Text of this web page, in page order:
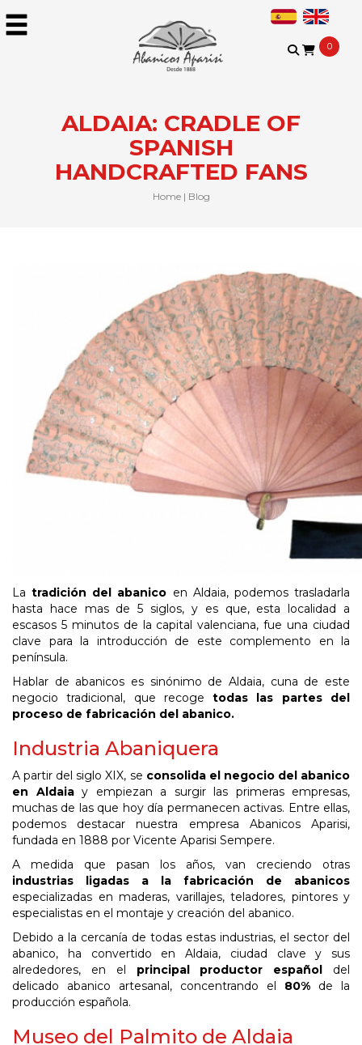
0
ALDAIA: CRADLE OF
SPANISH
HANDCRAFTED FANS
Home| Blog
Latradición del abanico en Aldaia, podemos trasladarla
hasta hace mas de 5 siglos, y es que, esta localidad a
escasos 5 minutos de la capital valenciana, fue una ciudad
clave para la introducción de este complemento en la
península.
Hablar de abanicos es sinónimo de Aldaia, cuna de este
negocio tradicional, que recogetodas las partes del
proceso de fabricación del abanico.
Industria Abaniquera
A partir del siglo XIX, se consolida el negocio del abanico
en Aldaiay empiezan a surgir las primeras empresas,
muchas de las que hoy día permanecen activas. Entre ellas,
podemos destacar nuestra empresa Abanicos Aparisi,
fundada en 1888 por Vicente Aparisi Sempere.
A medida que pasan los años, van creciendo otras
industrias ligadas a la fabricación de abanicos
especializadas en maderas, varillajes, teladores, pintores y
especialistas en el montaje y creación del abanico.
Debido a la cercanía de todas estas industrias, el sector del
abanico, ha convertido en Aldaia, ciudad clave y sus
alrededores, en el principal productor español del
delicado abanico artesanal, concentrando el 80% de la
producción española.
Museo del Palmito de Aldaia